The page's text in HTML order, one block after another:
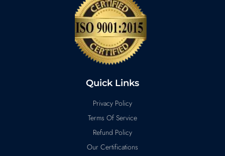
Quick Links
Privacy Policy
Terms Of Service
Refund Policy
Our Certifications